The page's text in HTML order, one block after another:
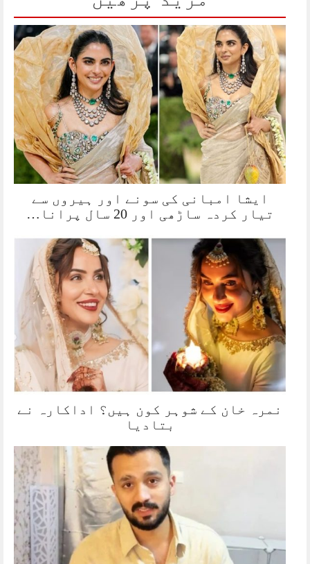
ایشا امبانی کی سونے اور ہیروں سے
تیار کردہ ساڑھی اور 20 سال پرانا…
نمرہ خان کے شوہر کون ہیں؟ اداکارہ نے
بتادیا